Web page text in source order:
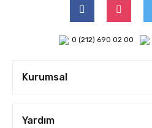
0 (212) 690 02 00
Kurumsal
Yardım